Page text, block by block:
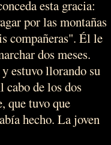
esta gracia:
por las montañas
compañeras". Él le
dos meses.
estuvo llorando su
de los dos
que tuvo que
hecho. La joven